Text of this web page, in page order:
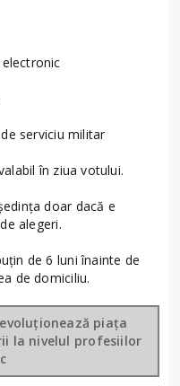
serviciu militar
în ziua votului.
doar dacă e
alegeri.
de 6 luni înainte de
de domiciliu.
piața
la nivelul profesiilor